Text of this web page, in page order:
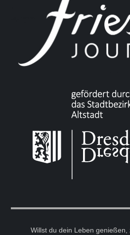
Willst du dein Leben genießen,